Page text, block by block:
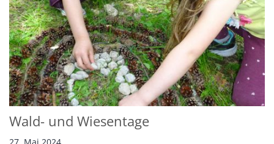
Wald- und Wiesentage